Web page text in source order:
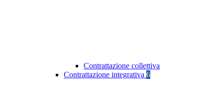
Contrattazione collettiva
Contrattazione integrativa 6